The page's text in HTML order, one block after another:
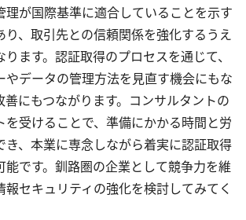
理が国際基準に適合していることを示す
り、取引先との信頼関係を強化するうえ
ます。認証取得のプロセスを通じて、
やデータの管理方法を見直す機会にもな
善にもつながります。コンサルタントの
を受けることで、準備にかかる時間と労
き、本業に専念しながら着実に認証取得
能です。釧路圏の企業として競争力を維
セキュリティの強化を検討してみてく